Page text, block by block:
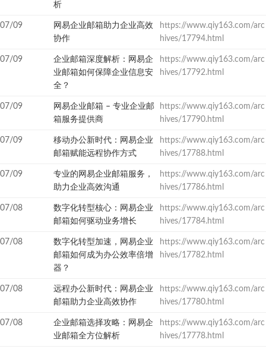
析
07/09
网易企业邮箱助力企业高效
协作
https://www.qiy163.com/arc
hives/17794.html
07/09
企业邮箱深度解析：网易企
业邮箱如何保障企业信息安
全？
https://www.qiy163.com/arc
hives/17792.html
07/09
网易企业邮箱 – 专业企业邮
箱服务提供商
https://www.qiy163.com/arc
hives/17790.html
07/09
移动办公新时代：网易企业
邮箱赋能远程协作方式
https://www.qiy163.com/arc
hives/17788.html
07/09
专业的网易企业邮箱服务，
助力企业高效沟通
https://www.qiy163.com/arc
hives/17786.html
07/08
数字化转型核心：网易企业
邮箱如何驱动业务增长
https://www.qiy163.com/arc
hives/17784.html
07/08
数字化转型加速，网易企业
邮箱如何成为办公效率倍增
器？
https://www.qiy163.com/arc
hives/17782.html
07/08
远程办公新时代：网易企业
邮箱助力企业高效协作
https://www.qiy163.com/arc
hives/17780.html
07/08
企业邮箱选择攻略：网易企
业邮箱全方位解析
https://www.qiy163.com/arc
hives/17778.html